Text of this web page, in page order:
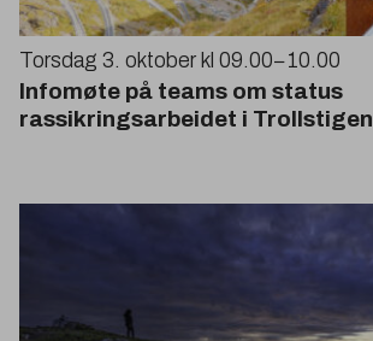
Torsdag 3. oktober kl 09.00−10.00
Infomøte på teams om status
rassikringsarbeidet i Trollstigen